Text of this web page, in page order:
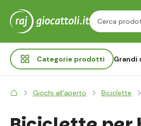
Categorie prodotti Grandi
Giochi all'aperto Biciclette